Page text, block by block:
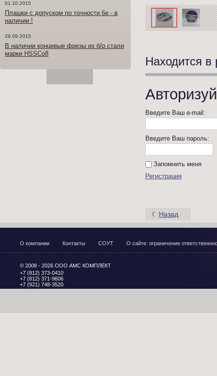
Находится в
Введите Ваш e-mail:
Введите Ваш пароль:
Запомнить меня
Регистрация
Назад
01.10.2015
Плашки с допуском по точности 6е - в
наличии !
29.09.2015
В наличии концевые фрезы из б/р стали
марки HSSCo8
О компании Контакты СОУТ О сайте: ограничение
+7 (812) 373-0410
+7 (812) 371-9606
+7 (921) 748-3520
© 2008 - 2026 ООО АМС КОМПЛЕКТ